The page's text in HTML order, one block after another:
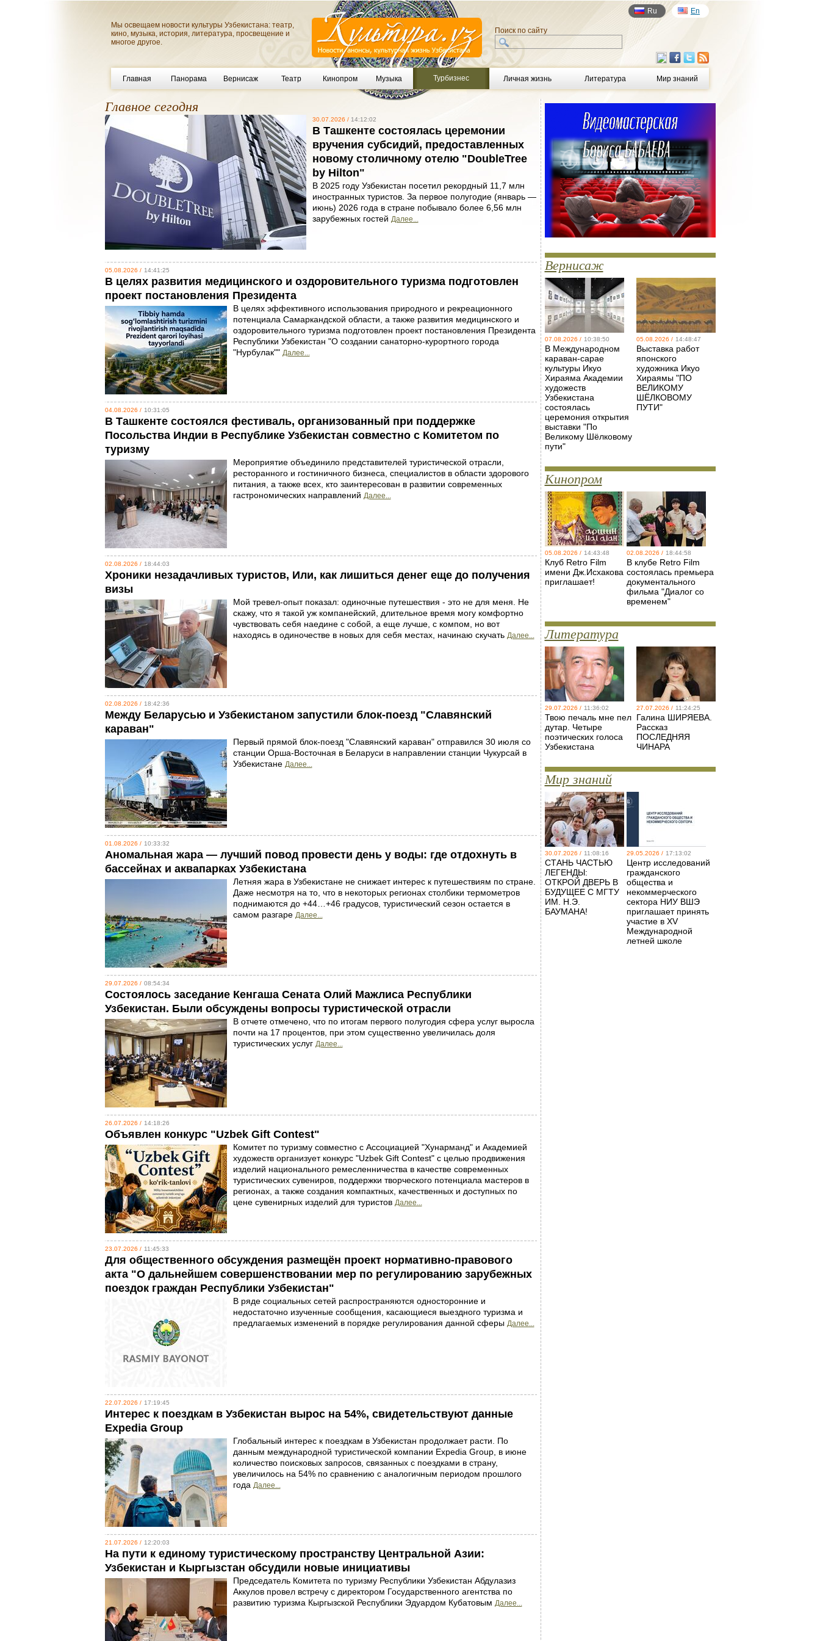
Мы освещаем новости культуры Узбекистана: театр,
кино, музыка, история, литература, просвещение и
многое другое.
Ru En
Поиск по сайту
Главная Панорама Вернисаж Театр Кинопром Музыка Турбизнес Личная жизнь Литература Мир знаний
Главное сегодня
30.07.2026 / 14:12:02
В Ташкенте состоялась церемонии
вручения субсидий, предоставленных
новому столичному отелю "DoubleTree
by Hilton"
В 2025 году Узбекистан посетил рекордный 11,7 млн
иностранных туристов. За первое полугодие (январь —
июнь) 2026 года в стране побывало более 6,56 млн
зарубежных гостей Далее...
05.08.2026 / 14:41:25
В целях развития медицинского и оздоровительного туризма подготовлен
проект постановления Президента
В целях эффективного использования природного и рекреационного
потенциала Самаркандской области, а также развития медицинского и
оздоровительного туризма подготовлен проект постановления Президента
Республики Узбекистан "О создании санаторно-курортного города
"Нурбулак"" Далее...
04.08.2026 / 10:31:05
В Ташкенте состоялся фестиваль, организованный при поддержке
Посольства Индии в Республике Узбекистан совместно с Комитетом по
туризму
Мероприятие объединило представителей туристической отрасли,
ресторанного и гостиничного бизнеса, специалистов в области здорового
питания, а также всех, кто заинтересован в развитии современных
гастрономических направлений Далее...
02.08.2026 / 18:44:03
Хроники незадачливых туристов, Или, как лишиться денег еще до получения
визы
Мой тревел-опыт показал: одиночные путешествия - это не для меня. Не
скажу, что я такой уж компанейский, длительное время могу комфортно
чувствовать себя наедине с собой, а еще лучше, с компом, но вот
находясь в одиночестве в новых для себя местах, начинаю скучать Далее...
02.08.2026 / 18:42:36
Между Беларусью и Узбекистаном запустили блок-поезд "Славянский
караван"
Первый прямой блок-поезд "Славянский караван" отправился 30 июля со
станции Орша-Восточная в Беларуси в направлении станции Чукурсай в
Узбекистане Далее...
01.08.2026 / 10:33:32
Аномальная жара — лучший повод провести день у воды: где отдохнуть в
бассейнах и аквапарках Узбекистана
Летняя жара в Узбекистане не снижает интерес к путешествиям по стране.
Даже несмотря на то, что в некоторых регионах столбики термометров
поднимаются до +44…+46 градусов, туристический сезон остается в
самом разгаре Далее...
29.07.2026 / 08:54:34
Состоялось заседание Кенгаша Сената Олий Мажлиса Республики
Узбекистан. Были обсуждены вопросы туристической отрасли
В отчете отмечено, что по итогам первого полугодия сфера услуг выросла
почти на 17 процентов, при этом существенно увеличилась доля
туристических услуг Далее...
26.07.2026 / 14:18:26
Объявлен конкурс "Uzbek Gift Contest"
Комитет по туризму совместно с Ассоциацией "Хунарманд" и Академией
художеств организует конкурс "Uzbek Gift Contest" с целью продвижения
изделий национального ремесленничества в качестве современных
туристических сувениров, поддержки творческого потенциала мастеров в
регионах, а также создания компактных, качественных и доступных по
цене сувенирных изделий для туристов Далее...
23.07.2026 / 11:45:33
Для общественного обсуждения размещён проект нормативно-правового
акта "О дальнейшем совершенствовании мер по регулированию зарубежных
поездок граждан Республики Узбекистан"
В ряде социальных сетей распространяются односторонние и
недостаточно изученные сообщения, касающиеся выездного туризма и
предлагаемых изменений в порядке регулирования данной сферы Далее...
22.07.2026 / 17:19:45
Интерес к поездкам в Узбекистан вырос на 54%, свидетельствуют данные
Expedia Group
Глобальный интерес к поездкам в Узбекистан продолжает расти. По
данным международной туристической компании Expedia Group, в июне
количество поисковых запросов, связанных с поездками в страну,
увеличилось на 54% по сравнению с аналогичным периодом прошлого
года Далее...
21.07.2026 / 12:20:03
На пути к единому туристическому пространству Центральной Азии:
Узбекистан и Кыргызстан обсудили новые инициативы
Председатель Комитета по туризму Республики Узбекистан Абдулазиз
Аккулов провел встречу с директором Государственного агентства по
развитию туризма Кыргызской Республики Эдуардом Кубатовым Далее...
Вернисаж
07.08.2026 / 10:38:50
В Международном
караван-сарае
культуры Икуо
Хираяма Академии
художеств
Узбекистана
состоялась
церемония открытия
выставки "По
Великому Шёлковому
пути"
05.08.2026 / 14:48:47
Выставка работ
японского
художника Икуо
Хираямы "ПО
ВЕЛИКОМУ
ШЁЛКОВОМУ
ПУТИ"
Кинопром
05.08.2026 / 14:43:48
Клуб Retro Film
имени Дж.Исхакова
приглашает!
02.08.2026 / 18:44:58
В клубе Retro Film
состоялась премьера
документального
фильма "Диалог со
временем"
Литература
29.07.2026 / 11:36:02
Твою печаль мне пел
дутар. Четыре
поэтических голоса
Узбекистана
27.07.2026 / 11:24:25
Галина ШИРЯЕВА.
Рассказ
ПОСЛЕДНЯЯ
ЧИНАРА
Мир знаний
30.07.2026 / 11:08:16
СТАНЬ ЧАСТЬЮ
ЛЕГЕНДЫ:
ОТКРОЙ ДВЕРЬ В
БУДУЩЕЕ С МГТУ
ИМ. Н.Э.
БАУМАНА!
29.05.2026 / 17:13:02
Центр исследований
гражданского
общества и
некоммерческого
сектора НИУ ВШЭ
приглашает принять
участие в XV
Международной
летней школе